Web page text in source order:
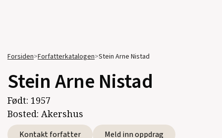
Forsiden>Forfatterkatalogen>Stein Arne Nistad
Stein Arne Nistad
Født: 1957
Bosted: Akershus
Kontakt forfatter Meld inn oppdrag